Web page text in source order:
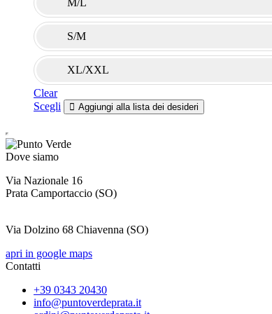
M/L
S/M
XL/XXL
Clear
Scegli Questo
prodotto
più
opzioni
possono
nella
del
Aggiungi alla lista dei desideri
Dove siamo
Via Nazionale 16
Prata Camportaccio (SO)
Via Dolzino 68 Chiavenna (SO)
apri in google maps
Contatti
+39 0343 20430
info@puntoverdeprata.it